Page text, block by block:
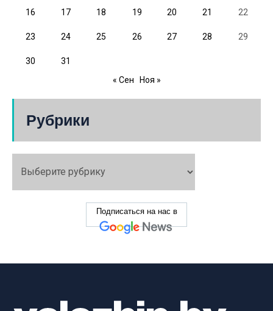
16 17 18 19 20 21 22
23 24 25 26 27 28 29
30
31
« Сен
Ноя »
Рубрики
Подписаться на нас в